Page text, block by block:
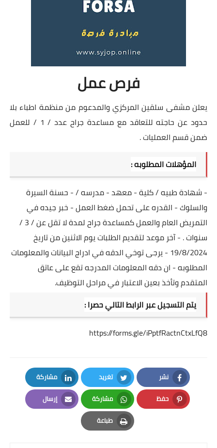
فرص عمل
يعلن مشفى سلقين المركزي والمدعوم من منظمة اطباء بلا
حدود عن حاجته للتعاقد مع مساعدة جراح عدد / 1 / للعمل
ضمن قسم العمليات .
المؤهلات المطلوبه :
- شهادة طبيه / كلية - معهد - مدرسه / - حسنة السيرة
والسلوك - القدره على تحمل ضغط العمل - خبر جيده في
التمريض العام والعمل كمساعدة جراح لمدة لا تقل عن / 3 /
سنوات . - آخر موعد لتقديم الطلبات يوم الاثنين من تاريخ
19/8/2024 - يرجى توخي الدقه في ادراج البيانات والمعلومات
المطلوبه - ان دقه المعلومات المدرجه تقع على عاتق
المتقدم وتأخذ بعين الاعتبار في مراحل التوظيف.
يتم التسجيل عبر الرابط التالي حصرا :
https://forms.gle/iPptfRactnCtxLfQ8
نشر
Facebook
تغريد
Twitter
مشاركة
LinkedIn
حفظ
Pinterest
مشاركة
Whatsapp
إرسال
Email
طباعة
Print